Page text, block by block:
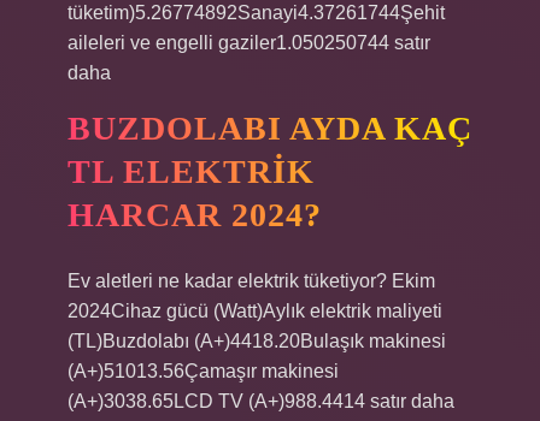
tüketim)5.26774892Sanayi4.37261744Şehit
aileleri ve engelli gaziler1.050250744 satır
daha
BUZDOLABI AYDA KAÇ
TL ELEKTRIK
HARCAR 2024?
Ev aletleri ne kadar elektrik tüketiyor? Ekim
2024Cihaz gücü (Watt)Aylık elektrik maliyeti
(TL)Buzdolabı (A+)4418.20Bulaşık makinesi
(A+)51013.56Çamaşır makinesi
(A+)3038.65LCD TV (A+)988.4414 satır daha